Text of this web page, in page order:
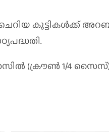
കുട്ടികൾക്ക്
(ക്രൗൺ 1/4